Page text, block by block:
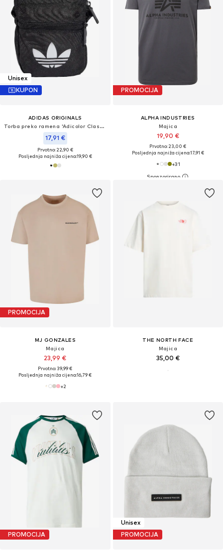
Unisex
KUPON
ADIDAS ORIGINALS
Torba preko ramena 'Adicolor Classic Festival'
17,91 €
Prvotno: 22,90 €
Posljednja najniža cijena:19,90 €
PROMOCIJA
ALPHA INDUSTRIES
Majica
19,90 €
Prvotno: 23,00 €
Posljednja najniža cijena:17,91 €
+31
PROMOCIJA
MJ GONZALES
Majica
23,99 €
Prvotno: 39,99 €
Posljednja najniža cijena:16,79 €
+2
THE NORTH FACE
Majica
35,00 €
PROMOCIJA
Unisex
PROMOCIJA